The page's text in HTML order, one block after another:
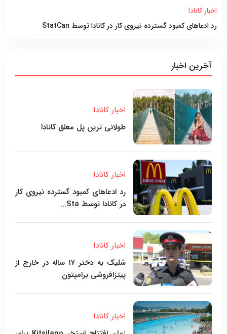
اخبار کانادا
رد ادعاهای کمبود گسترده نیروی کار در کانادا توسط StatCan
آخرین اخبار
اخبار کانادا
طولانی ترین پل معلق کانادا
اخبار کانادا
رد ادعاهای کمبود گسترده نیروی کار
در کانادا توسط Sta...
اخبار کانادا
شلیک به دختر ۱۷ ساله در خارج از
پیتزافروشی برامپتون
اخبار کانادا